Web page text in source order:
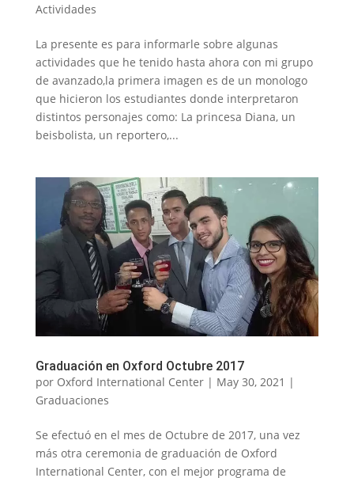
Actividades
La presente es para informarle sobre algunas
actividades que he tenido hasta ahora con mi grupo
de avanzado,la primera imagen es de un monologo
que hicieron los estudiantes donde interpretaron
distintos personajes como: La princesa Diana, un
beisbolista, un reportero,...
Graduación en Oxford Octubre 2017
por Oxford International Center| May 30, 2021 |
Graduaciones
Se efectuó en el mes de Octubre de 2017, una vez
más otra ceremonia de graduación de Oxford
International Center, con el mejor programa de